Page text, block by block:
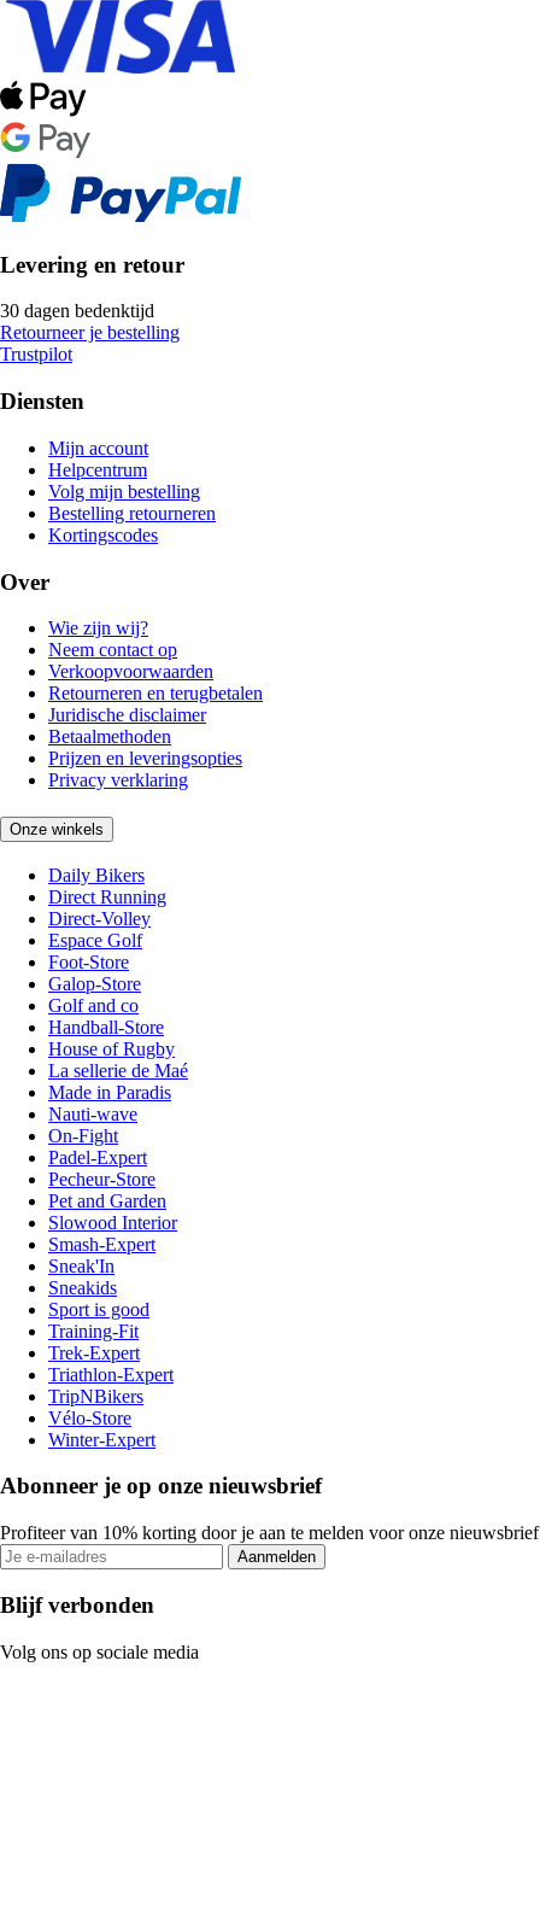
Levering en retour
30 dagen bedenktijd
Retourneer je bestelling
Trustpilot
Diensten
Mijn account
Helpcentrum
Volg mijn bestelling
Bestelling retourneren
Kortingscodes
Over
Wie zijn wij?
Neem contact op
Verkoopvoorwaarden
Retourneren en terugbetalen
Juridische disclaimer
Betaalmethoden
Prijzen en leveringsopties
Privacy verklaring
Onze winkels
Daily Bikers
Direct Running
Direct-Volley
Espace Golf
Foot-Store
Galop-Store
Golf and co
Handball-Store
House of Rugby
La sellerie de Maé
Made in Paradis
Nauti-wave
On-Fight
Padel-Expert
Pecheur-Store
Pet and Garden
Slowood Interior
Smash-Expert
Sneak'In
Sneakids
Sport is good
Training-Fit
Trek-Expert
Triathlon-Expert
TripNBikers
Vélo-Store
Winter-Expert
Abonneer je op onze nieuwsbrief
Profiteer van 10% korting door je aan te melden voor onze nieuwsbrief
Aanmelden
Blijf verbonden
Volg ons op sociale media